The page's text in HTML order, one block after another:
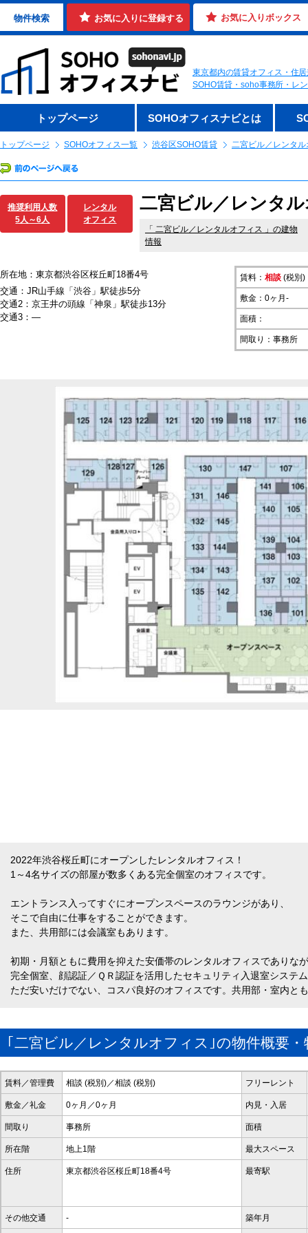
物件検索 お気に入りに登録する お気に入りボックス
東京都内の賃貸オフィス・住
SOHO賃貸・soho事務所・レ
トップページ SOHOオフィスナビとは
トップページ SOHOオフィス一覧 渋谷区SOHO賃貸 二宮ビル／レンタル
推奨利用人数
5人～6人
レンタル
オフィス
二宮ビル／レンタ
「 二宮ビル／レンタルオフィス 」の建物
情報
所在地：東京都渋谷区桜丘町18番4号
交通：JR山手線「渋谷」駅徒歩5分
交通2：京王井の頭線「神泉」駅徒歩13分
交通3：―
賃料： 相談 (税別)
敷金：0ヶ月-
面積：
間取り：事務所
2022年渋谷桜丘町にオープンしたレンタルオフィス！
1～4名サイズの部屋が数多くある完全個室のオフィスです。
エントランス入ってすぐにオープンスペースのラウンジがあり、
そこで自由に仕事をすることができます。
また、共用部には会議室もあります。
初期・月額ともに費用を抑えた安価帯のレンタルオフィスでありな
完全個室、顔認証／ＱＲ認証を活用したセキュリティ入退室システ
ただ安いだけでない、コスパ良好のオフィスです。共用部・室内と
｢二宮ビル／レンタルオフィス｣の物件概要・
賃料／管理費 相談 (税別)／相談 (税別) フリーレント
敷金／礼金 0ヶ月／0ヶ月 内見・入居
間取り 事務所 面積
所在階 地上1階 最大スペース
住所 東京都渋谷区桜丘町18番4号 最寄駅
その他交通 - 築年月